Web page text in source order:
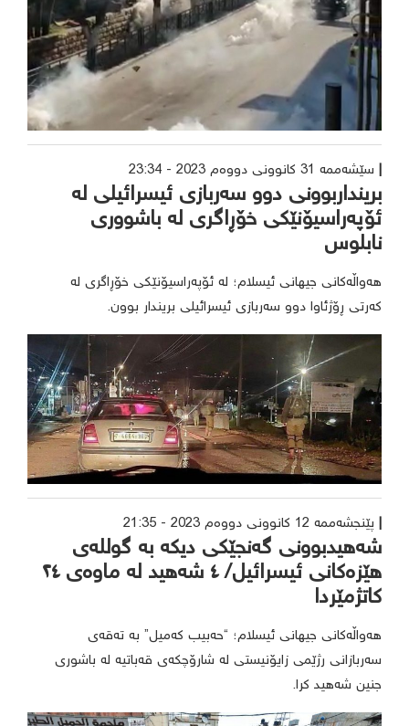
سێشەممە 31 کانوونی دووەم 2023 - 23:34
برینداربوونی دوو سەربازی ئیسرائیلی لە
ئۆپەراسیۆنێکی خۆڕاگری لە باشووری
نابلوس
هەواڵەکانی جیهانی ئیسلام؛ لە ئۆپەراسیۆنێکی خۆڕاگری لە
کەرتی ڕۆژئاوا دوو سەربازی ئیسرائیلی بریندار بوون.
پێنجشەممە 12 کانوونی دووەم 2023 - 21:35
شەهیدبوونی گەنجێکی دیکە بە گوللەی
هێزەکانی ئیسرائیل/ ٤ شەهید لە ماوەی ٢٤
کاتژمێردا
هەواڵەکانی جیهانی ئیسلام؛ “حەبیب کەمیل” بە تەقەی
سەربازانی رژێمی زایۆنیستی لە شارۆچکەی قەباتیە لە باشوری
جنین شەهید کرا.